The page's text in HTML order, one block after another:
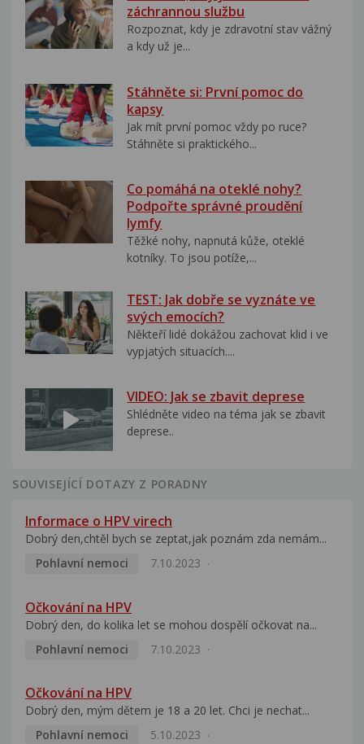
záchrannou službu
Rozpoznat, kdy je zdravotní stav vážný
a kdy už je...
Stáhněte si: První pomoc do
kapsy
Jak mít první pomoc vždy po ruce?
Stáhněte si praktického...
Co pomáhá na oteklé nohy?
Podpořte správné proudění
lymfy
Těžké nohy, napnutá kůže, oteklé
kotníky. To jsou potíže,...
TEST: Jak dobře se vyznáte ve
svých emocích?
Někteří lidé dokážou zachovat klid i ve
vypjatých situacích....
VIDEO: Jak se zbavit deprese
Shlédněte video na téma jak se zbavit
deprese..
SOUVISEJÍCÍ DOTAZY Z PORADNY
Informace o HPV virech
Dobrý den,chtěl bych se zeptat,jak poznám zda nemám...
Pohlavní nemoci
7.10.2023
Očkování na HPV
Dobrý den, do kolika let se mohou dospělí očkovat na...
Pohlavní nemoci
7.10.2023
Očkování na HPV
Dobrý den, mým dětem je 18 a 20 let. Chci je nechat...
Pohlavní nemoci
5.10.2023